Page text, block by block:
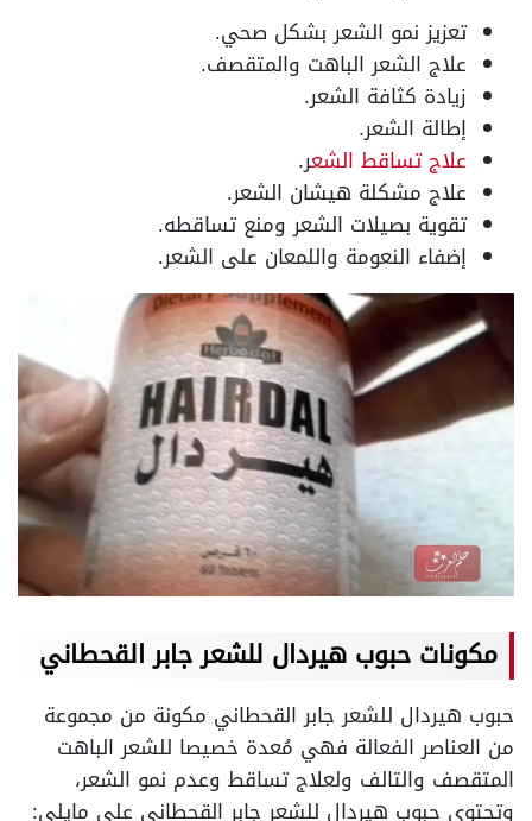
تعزيز نمو الشعر بشكل صحي.
علاج الشعر الباهت والمتقصف.
زيادة كثافة الشعر.
إطالة الشعر.
علاج تساقط الشعر.
علاج مشكلة هيشان الشعر.
تقوية بصيلات الشعر ومنع تساقطه.
إضفاء النعومة واللمعان على الشعر.
مكونات حبوب هيردال للشعر جابر القحطاني
حبوب هيردال للشعر جابر القحطاني مكونة من مجموعة
من العناصر الفعالة فهي مُعدة خصيصا للشعر الباهت
المتقصف والتالف ولعلاج تساقط وعدم نمو الشعر،
وتحتوي حبوب هيردال للشعر جابر القحطاني على مايلي: